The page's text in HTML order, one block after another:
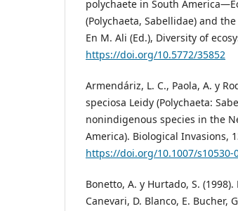
polychaete in South
(Polychaeta, Sabellidae) and
En M. Ali (Ed.), Diversity of
https://doi.org/10.5772/35852
Armendáriz, L. C., Paola, A. y
speciosa Leidy (Polychaeta:
nonindigenous species in the
America). Biological Invasions,
https://doi.org/10.1007/s10530-
Bonetto, A. y Hurtado, S.
Canevari, D. Blanco, E. Bucher,